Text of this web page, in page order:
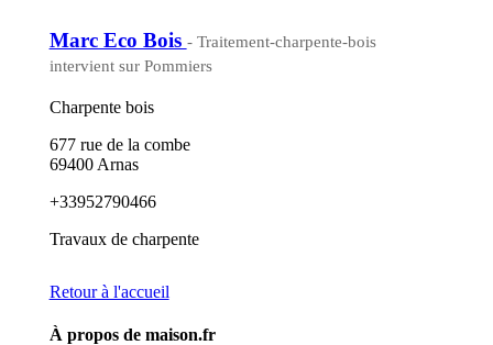
Marc Eco Bois - Traitement-charpente-bois
intervient sur Pommiers
Charpente bois
677 rue de la combe
69400 Arnas
+33952790466
Travaux de charpente
Retour à l'accueil
À propos de maison.fr